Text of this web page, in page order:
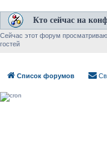
Кто сейчас на
Сейчас этот форум
гостей
Список форумов